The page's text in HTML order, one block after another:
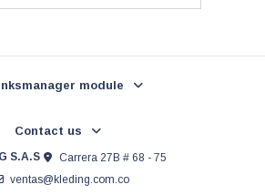
module
Contact us
S.A.S
Carrera 27B # 68 - 75
ventas@kleding.com.co